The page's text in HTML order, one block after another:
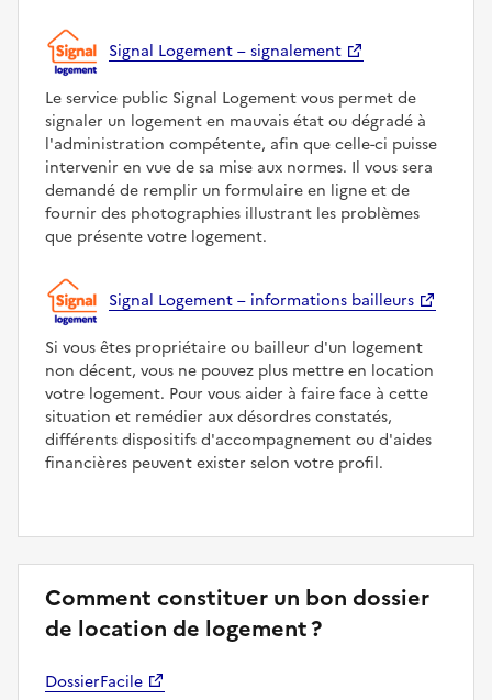
Signal Logement – signalement
Le service public Signal Logement vous permet de
signaler un logement en mauvais état ou dégradé à
l'administration compétente, afin que celle-ci puisse
intervenir en vue de sa mise aux normes. Il vous sera
demandé de remplir un formulaire en ligne et de
fournir des photographies illustrant les problèmes
que présente votre logement.
Signal Logement – informations bailleurs
Si vous êtes propriétaire ou bailleur d'un logement
non décent, vous ne pouvez plus mettre en location
votre logement. Pour vous aider à faire face à cette
situation et remédier aux désordres constatés,
différents dispositifs d'accompagnement ou d'aides
financières peuvent exister selon votre profil.
Comment constituer un bon dossier
de location de logement ?
DossierFacile